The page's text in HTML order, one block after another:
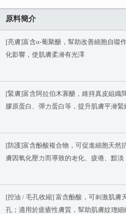
原料簡介
[亮膚]富含α-葡聚醣，幫助改善細胞自噬
化影響，使肌膚柔滑有光澤
[緊膚]富含阿拉伯木寡醣，維持真皮組織
膠原蛋白、彈力蛋白等，提升肌膚平滑
[防護]富含酚酸複合物，可促進細胞天然
膚因氧化壓力而導致的老化、疲倦、黯淡
[控油 / 毛孔收縮] 富含酚酸，可刺激肌膚
孔；適用於瘥瘡性膚質，幫助肌膚紋理細